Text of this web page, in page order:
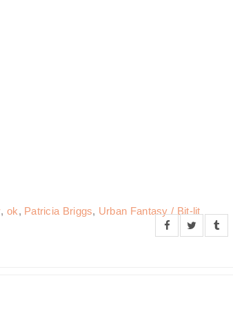
, ok, Patricia Briggs, Urban Fantasy / Bit-lit